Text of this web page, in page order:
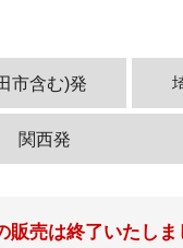
市含む)発
関西発
売は終了いたしま